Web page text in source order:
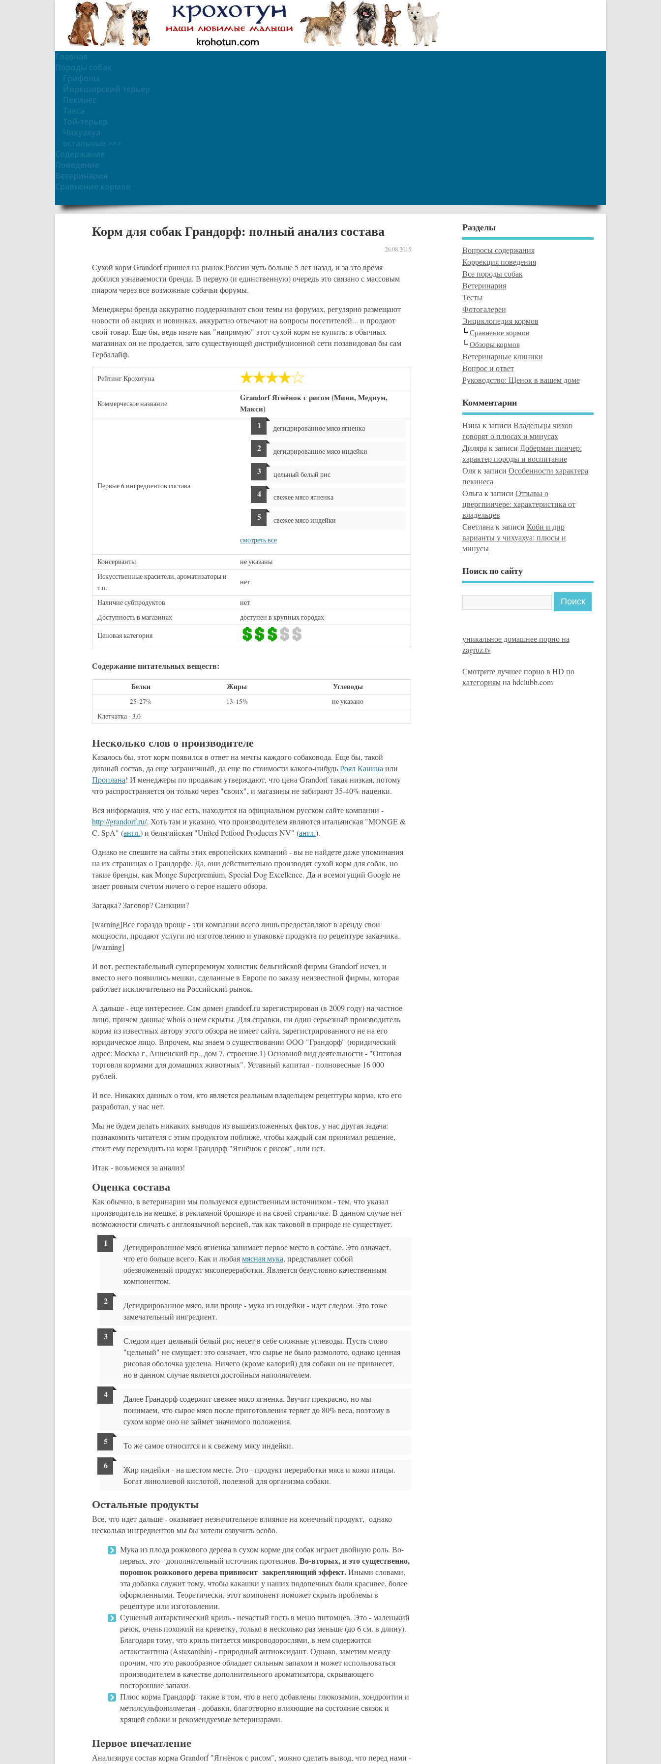
Главная
Породы собак
Грифоны
Йоркширский терьер
Пекинес
Такса
Той-терьер
Чихуахуа
остальные >>>
Содержание
Поведение
Ветеринария
Сравнение кормов
Корм для собак Грандорф: полный анализ состава
26.08.2015
Сухой корм Grandorf пришел на рынок России чуть больше 5 лет назад, и за это время
добился узнаваемости бренда. В первую (и единственную) очередь это связано с массовым
пиаром через все возможные собачьи форумы.
Менеджеры бренда аккуратно поддерживают свои темы на форумах, регулярно размещают
новости об акциях и новинках, аккуратно отвечают на вопросы посетителей... и продают
свой товар. Еще бы, ведь иначе как "напрямую" этот сухой корм не купить: в обычных
магазинах он не продается, зато существующей дистрибуционной сети позавидовал бы сам
Гербалайф.
Рейтинг Крохотуна
Коммерческое название
Grandorf Ягнёнок с рисом (Мини, Медиум,
Макси)
Первые 6 ингредиентов состава
дегидрированное мясо ягненка
дегидрированное мясо индейки
цельный белый рис
свежее мясо ягненка
свежее мясо индейки
смотреть все
Консерванты
не указаны
Искусственные красители, ароматизаторы и
т.п.
нет
Наличие субпродуктов
нет
Доступность в магазинах
доступен в крупных городах
Ценовая категория
Содержание питательных веществ:
Белки Жиры Углеводы
25-27% 13-15%
не указано
Клетчатка - 3.0
Несколько слов о производителе
Казалось бы, этот корм появился в ответ на мечты каждого собаковода. Еще бы, такой
дивный состав, да еще заграничный, да еще по стоимости какого-нибудьРоял Канинаили
Проплана! И менеджеры по продажам утверждают, что цена Grandorf такая низкая, потому
что распространяется он только через "своих", и магазины не забирают 35-40% наценки.
Вся информация, что у нас есть, находится на официальном русском сайте компании -
http://grandorf.ru/. Хоть там и указано, что производителем являются итальянская "MONGE &
C. SpA" (англ.) и бельгийская "United Petfood Producers NV" (англ.).
Однако не спешите на сайты этих европейских компаний - вы не найдете даже упоминания
на их страницах о Грандорфе. Да, они действительно производят сухой корм для собак, но
такие бренды, как Monge Superpremium, Special Dog Excellence. Да и всемогущий Google не
знает ровным счетом ничего о герое нашего обзора.
Загадка? Заговор? Санкции?
[warning]Все гораздо проще - эти компании всего лишь предоставляют в аренду свои
мощности, продают услуги по изготовлению и упаковке продукта по рецептуре заказчика.
[/warning]
И вот, респектабельный суперпремиум холистик бельгийской фирмы Grandorf исчез, и
вместо него появились мешки, сделанные в Европе по заказу неизвестной фирмы, которая
работает исключительно на Российский рынок.
А дальше - еще интереснее. Сам домен grandorf.ru зарегистрирован (в 2009 году) на частное
лицо, причем данные whois о нем скрыты. Для справки, ни один серьезный производитель
корма из известных автору этого обзора не имеет сайта, зарегистрированного не на его
юридическое лицо. Впрочем, мы знаем о существовании ООО "Грандорф" (юридический
адрес: Москва г, Анненский пр., дом 7, строение.1) Основной вид деятельности - "Оптовая
торговля кормами для домашних животных". Уставный капитал - полновесные 16 000
рублей.
И все. Никаких данных о том, кто является реальным владельцем рецептуры корма, кто его
разработал, у нас нет.
Мы не будем делать никаких выводов из вышеизложенных фактов, у нас другая задача:
познакомить читателя с этим продуктом поближе, чтобы каждый сам принимал решение,
стоит ему переходить на корм Грандорф "Ягнёнок с рисом", или нет.
Итак - возьмемся за анализ!
Оценка состава
Как обычно, в ветеринарии мы пользуемся единственным источником - тем, что указал
производитель на мешке, в рекламной брошюре и на своей страничке. В данном случае нет
возможности сличать с англоязычной версией, так как таковой в природе не существует.
Дегидрированное мясо ягненка занимает первое место в составе. Это означает,
что его больше всего. Как и любаямясная мука, представляет собой
обезвоженный продукт мясопереработки. Является безусловно качественным
компонентом.
Дегидрированное мясо, или проще - мука из индейки - идет следом. Это тоже
замечательный ингредиент.
Следом идет цельный белый рис несет в себе сложные углеводы. Пусть слово
"цельный" не смущает: это означает, что сырье не было размолото, однако ценная
рисовая оболочка уделена. Ничего (кроме калорий) для собаки он не привнесет,
но в данном случае является достойным наполнителем.
Далее Грандорф содержит свежее мясо ягненка. Звучит прекрасно, но мы
понимаем, что сырое мясо после приготовления теряет до 80% веса, поэтому в
сухом корме оно не займет значимого положения.
То же самое относится и к свежему мясу индейки.
Жир индейки - на шестом месте. Это - продукт переработки мяса и кожи птицы.
Богат линолиевой кислотой, полезной для организма собаки.
Остальные продукты
Все, что идет дальше - оказывает незначительное влияние на конечный продукт, однако
несколько ингредиентов мы бы хотели озвучить особо.
Мука из плода рожкового дерева в сухом корме для собак играет двойную роль. Во-
первых, это - дополнительный источник протеинов. Во-вторых, и это существенно,
порошок рожкового дерева привносит закрепляющий эффект.Иными словами,
эта добавка служит тому, чтобы какашки у наших подопечных были красивее, более
оформленными. Теоретически, этот компонент поможет скрыть проблемы в
рецептуре или изготовлении.
Сушеный антарктический криль - нечастый гость в меню питомцев. Это - маленький
рачок, очень похожий на креветку, только в несколько раз меньше (до 6 см. в длину).
Благодаря тому, что криль питается микроводорослями, в нем содержится
астакстантина (Astaxanthin) - природный антиоксидант. Однако, заметим между
прочим, что это ракообразное обладает сильным запахом и может использоваться
производителем в качестве дополнительного ароматизатора, скрывающего
посторонние запахи.
Плюс корма Грандорф также в том, что в него добавлены глюкозамин, хондроитин и
метилсульфонилметан - добавки, благотворно влияющие на состояние связок и
хрящей собаки и рекомендуемые ветеринарами.
Первое впечатление
Анализируя состав корма Grandorf "Ягнёнок с рисом", можно сделать вывод, что перед нами -
Разделы
Вопросы содержания
Коррекция поведения
Все породы собак
Ветеринария
Тесты
Фотогалереи
Энциклопедия кормов
Сравнение кормов
Обзоры кормов
Ветеринарные клиники
Вопрос и ответ
Руководство: Щенок в вашем доме
Комментарии
Нина к записи Владельцы чихов
говорят о плюсах и минусах
Диляра к записи Доберман пинчер:
характер породы и воспитание
Оляк записи Особенности характера
пекинеса
Ольга к записи Отзывы о
цвергпинчере: характеристика от
владельцев
Светлана к записи Коби и дир
варианты у чихуахуа: плюсы и
минусы
Поиск по сайту
уникальное домашнее порно на
zagruz.tv
Смотрите лучшее порно в HD по
категориямна hdclubb.com